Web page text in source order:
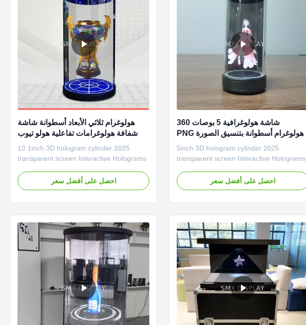
شاشة هولوغرافية 5 بوصات 360
هولوغرام أسطوانة بتنسيق الصورة PNG
فيديو فيديو MP4
2025 5inch 3D hologram cylinder
transparent screen Interactive Holograms
(Holotube) Create a virtual feeling with a
hologram-like visual effect The hologram
احصل على أفضل سعر
هولوغرام ثلاثي الأبعاد أسطوانة شاشة
شفافة هولوغرامات تفاعلية هولو تيوب
10.1 بوصة مع واجهة مدخل USB / SD
Card / HDMI
2025 10.1inch 3D hologram cylinder
transparent screen Interactive Holograms
——Holo Tube is a cutting-edge
innovation, captivating audiences with its
احصل على أفضل سعر